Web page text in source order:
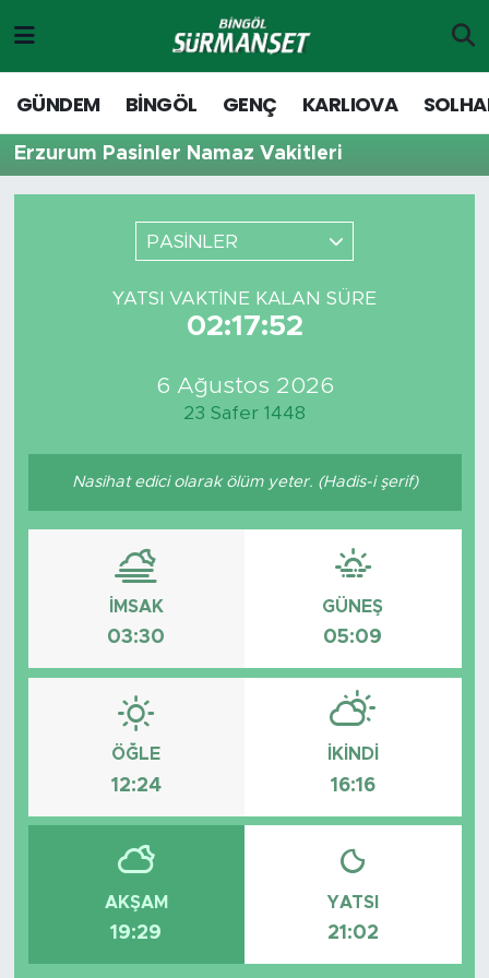
GÜNDEM BİNGÖL GENÇ KARLIOVA
Erzurum Pasinler Namaz Vakitleri
PASİNLER
YATSI VAKTINE KALAN SÜRE
02:17:52
6 Ağustos 2026
23 Safer 1448
Nasihat edici olarak ölüm yeter. (Hadis-i şerif)
İMSAK
03:30
GÜNEŞ
05:09
ÖĞLE
12:24
İKINDI
16:16
AKŞAM
19:29
YATSI
21:02
Genç
Solhan
Adaklı-Kiğı
MD Prestij Dergisi
Siyaset
Spor
Yaşam
Sağlık
Ekonomi
Tavz Der
Bingöl Kaza Haberleri
Merkez Hava Durumu
Merkez Trafik Yoğunluk Haritası
Süper Lig Puan Durumu ve Fikstür
Tüm Manşetler